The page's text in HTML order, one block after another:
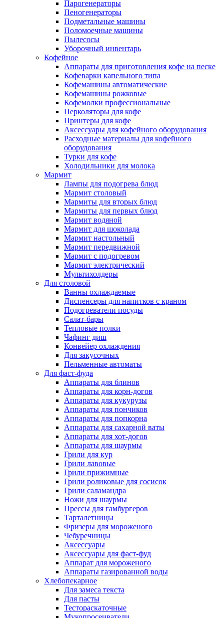
Парогенераторы
Пеногенераторы
Подметальные машины
Поломоечные машины
Пылесосы
Уборочный инвентарь
Кофейное
Аппараты для приготовления кофе на песке
Кофеварки капельного типа
Кофемашины автоматические
Кофемашины рожковые
Кофемолки профессиональные
Перколяторы для кофе
Принтеры для кофе
Аксессуары для кофейного оборудования
Расходные материалы для кофейного
оборудования
Турки для кофе
Холодильники для молока
Мармит
Лампы для подогрева блюд
Мармит столовый
Мармиты для вторых блюд
Мармиты для первых блюд
Мармит водяной
Мармит для шоколада
Мармит настольный
Мармит передвижной
Мармит с подогревом
Мармит электрический
Мультихолдеры
Для столовой
Ванны охлаждаемые
Диспенсеры для напитков с краном
Подогреватели посуды
Салат-бары
Тепловые полки
Чафинг диш
Конвейер охлаждения
Для закусочных
Пельменные автоматы
Для фаст-фуда
Аппараты для блинов
Аппараты для корн-догов
Аппараты для кукурузы
Аппараты для пончиков
Аппараты для попкорна
Аппараты для сахарной ваты
Аппараты для хот-догов
Аппараты для шаурмы
Грили для кур
Грили лавовые
Грили прижимные
Грили роликовые для сосисок
Грили саламандра
Ножи для шаурмы
Прессы для гамбургеров
Тарталетницы
Фризеры для мороженого
Чебуречницы
Аксессуары
Аксессуары для фаст-фуд
Аппарат для мороженого
Аппараты газированной воды
Хлебопекарное
Для замеса текста
Для пасты
Тестораскаточные